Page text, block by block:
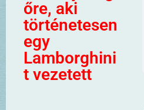
őre, aki
történetesen
egy
Lamborghini
t vezetett